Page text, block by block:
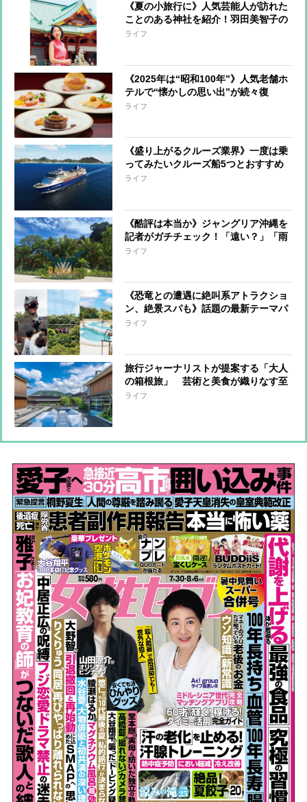
《夏の小旅行に》人気芸能人が訪れた
ことのある神社を紹介！羽田美智子の
おすすめ神社は「30年以上通う」東
ライフ
《2025年は“昭和100年”》人気老舗ホ
テルで“懐かしの思い出”が続々復
活！ 注目の記念イベントを旅行ジャ
ライフ
《盛り上がるクルーズ業界》一度は乗
ってみたいクルーズ船5つとおすすめ
コースを旅行ジャーナリストが解説
ライフ
《酷評は本当か》ジャングリア沖縄を
記者がガチチェック！「遠い？」「雨
具必須？」「靴は？」ポジティブに楽
ライフ
《恐竜との遭遇に絶叫系アトラクショ
ン、絶景スパも》話題の最新テーマパ
ーク『ジャングリア沖縄』を徹底ガイ
ライフ
旅行ジャーナリストが提案する「大人
の箱根旅」 芸術と美食が織りなす至
福のひととき…ミシュランキー選出の
ライフ